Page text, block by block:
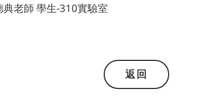
老師 學生-310實驗室
返回